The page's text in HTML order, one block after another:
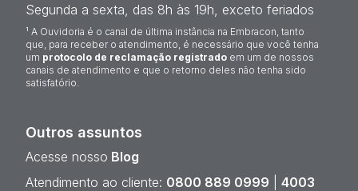
Segunda a sexta, das 8h às 19h, exceto feriados
¹ A Ouvidoria é o canal de última instância na Embracon, tanto
que, para receber o atendimento, é necessário que você tenha
um protocolo de reclamação registrado em um de nossos
canais de atendimento e que o retorno deles não tenha sido
satisfatório.
Outros assuntos
Acesse nosso Blog
Atendimento ao cliente: 0800 889 0999 4003